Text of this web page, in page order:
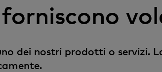
dei nostri prodotti o servizi.